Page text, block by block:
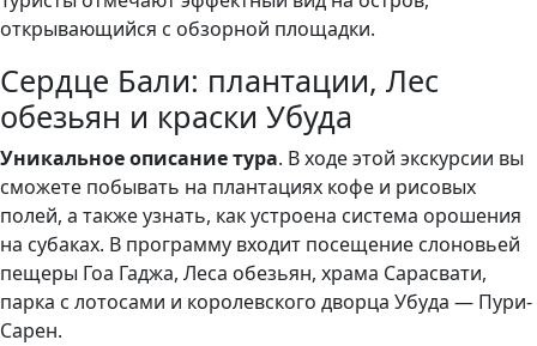
открывающийся с обзорной площадки.
Сердце Бали: плантации, Лес
обезьян и краски Убуда
Уникальное описание тура. В ходе этой экскурсии вы
сможете побывать на плантациях кофе и рисовых
полей, а также узнать, как устроена система орошения
на субаках. В программу входит посещение слоновьей
пещеры Гоа Гаджа, Леса обезьян, храма Сарасвати,
парка с лотосами и королевского дворца Убуда — Пури-
Сарен.